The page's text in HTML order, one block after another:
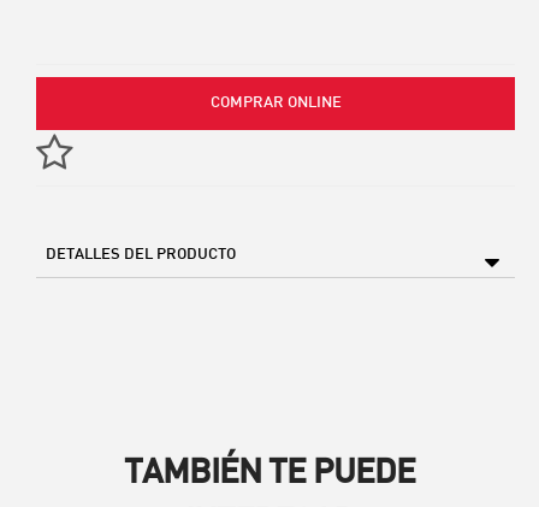
COMPRAR ONLINE
DETALLES DEL PRODUCTO
TAMBIÉN TE PUEDE